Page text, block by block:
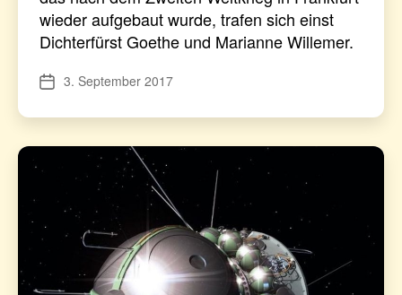
wieder aufgebaut wurde, trafen sich einst
Dichterfürst Goethe und Marianne Willemer.
Veröffentlichungsdatum
3. September 2017